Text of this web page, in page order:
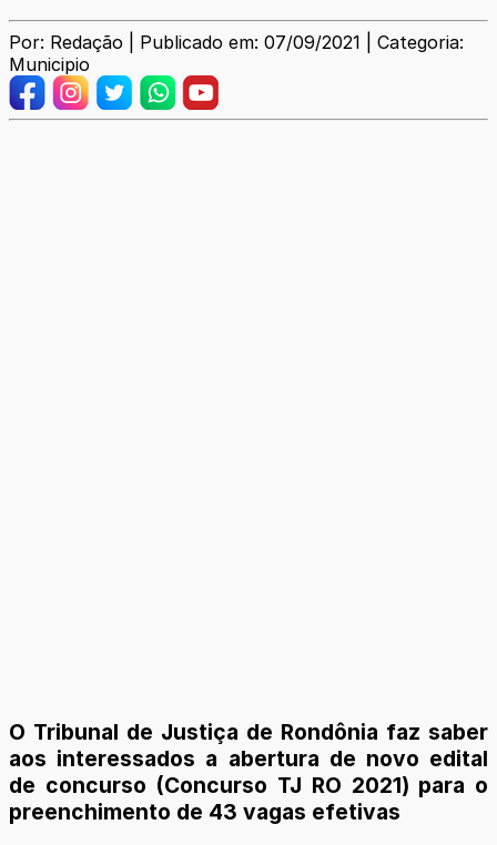
Por: Redação | Publicado em: 07/09/2021 | Categoria:
Municipio
O Tribunal de Justiça de Rondônia faz saber
aos interessados a abertura de novo edital
de concurso (Concurso TJ RO 2021) para o
preenchimento de 43 vagas efetivas